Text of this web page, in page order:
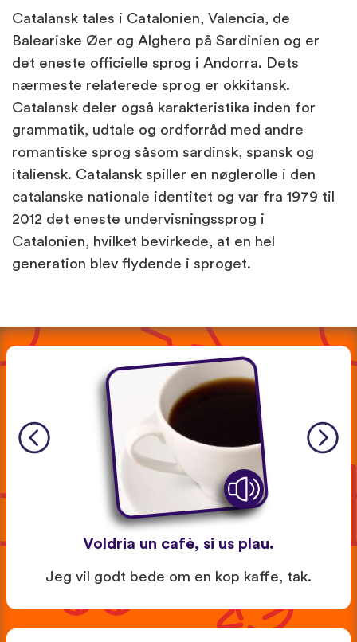
Catalansk tales i Catalonien, Valencia, de
Baleariske Øer og Alghero på Sardinien og er
det eneste officielle sprog i Andorra. Dets
nærmeste relaterede sprog er okkitansk.
Catalansk deler også karakteristika inden for
grammatik, udtale og ordforråd med andre
romantiske sprog såsom sardinsk, spansk og
italiensk. Catalansk spiller en nøglerolle i den
catalanske nationale identitet og var fra 1979 til
2012 det eneste undervisningssprog i
Catalonien, hvilket bevirkede, at en hel
generation blev flydende i sproget.
Voldria un cafè, si us plau.
Jeg vil godt bede om en kop kaffe, tak.